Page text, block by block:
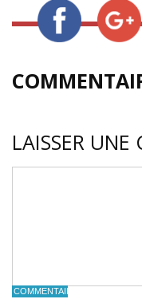
LAISSER
COMMENTAIRE